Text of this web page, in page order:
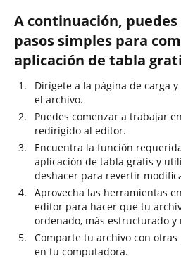
A continuación,
pasos simples para
aplicación de tabla
Dirígete a la página de carga
el archivo.
Puedes comenzar a trabajar
redirigido al editor.
Encuentra la función
aplicación de tabla gratis y
deshacer para revertir
Aprovecha las herramientas
editor para hacer que tu
ordenado, más estructurado y
Comparte tu archivo con
en tu computadora.